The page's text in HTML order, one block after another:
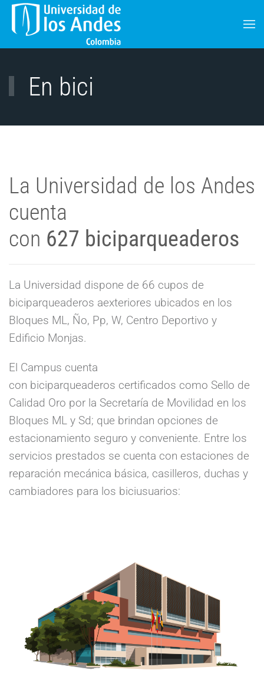
Skip to main content
En bici
La Universidad de los Andes
cuenta
con 627 biciparqueaderos
La Universidad dispone de 66 cupos de
biciparqueaderos aexteriores ubicados en los
Bloques ML, Ño, Pp, W, Centro Deportivo y
Edificio Monjas.
El Campus cuenta
con biciparqueaderos certificados como Sello de
Calidad Oro por la Secretaría de Movilidad en los
Bloques ML y Sd; que brindan opciones de
estacionamiento seguro y conveniente. Entre los
servicios prestados se cuenta con estaciones de
reparación mecánica básica, casilleros, duchas y
cambiadores para los biciusuarios: